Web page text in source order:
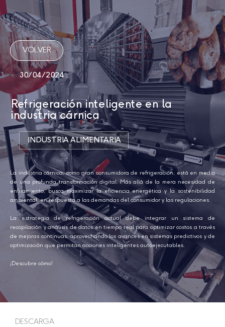
VOLVER
30/04/2024
Refrigeración inteligente en la
industria cárnica
INDUSTRIA ALIMENTARIA
La industria cárnica, como gran consumidora de refrigeración, está en medio
de una profunda transformación digital. Más allá de la mera necesidad de
enfriamiento, busca maximizar la eficiencia energética y la sostenibilidad
ambiental, en respuesta a las demandas del consumidor y las regulaciones.
La estrategia de refrigeración actual debe integrar un sistema de
recopilación y análisis de datos en tiempo real para optimizar costos a través
de mejoras continuas, aprovechando los avances en sistemas predictivos y de
optimización que permitan acciones inteligentes autoejecutables.
¡Descubre cómo!
DESCARGA